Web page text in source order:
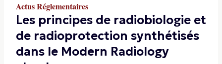
Actus Réglementaires
Les principes de radiobiologie et
de radioprotection synthétisés
dans le Modern Radiology